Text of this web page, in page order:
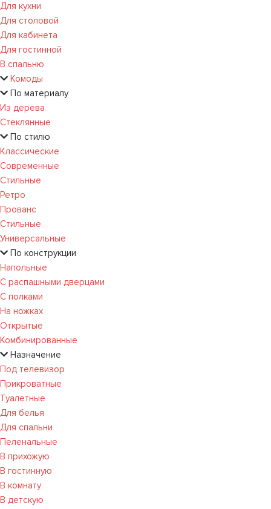
Для кухни
Для столовой
Для кабинета
Для гостинной
В спальню
Комоды
По материалу
Из дерева
Стеклянные
По стилю
Классические
Современные
Стильные
Ретро
Прованс
Стильные
Универсальные
По конструкции
Напольные
С распашными дверцами
С полками
На ножках
Открытые
Комбинированные
Назначение
Под телевизор
Прикроватные
Туалетные
Для белья
Для спальни
Пеленальные
В прихожую
В гостинную
В комнату
В детскую